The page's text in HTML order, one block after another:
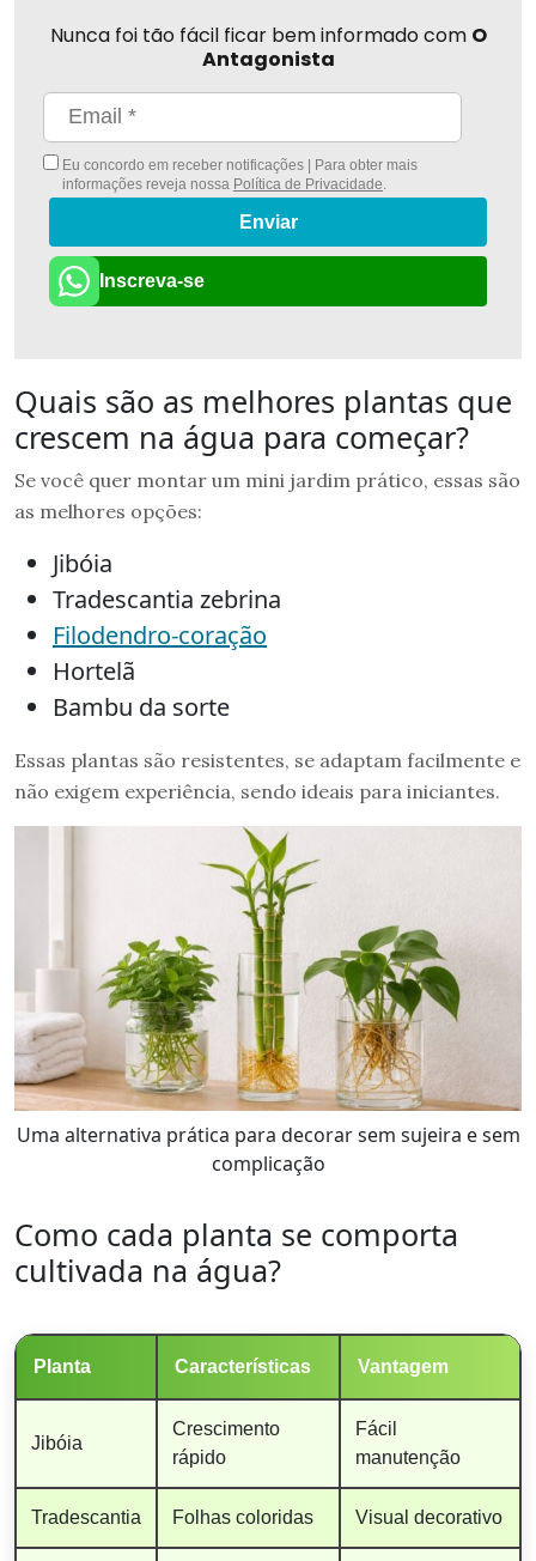
Nunca foi tão fácil ficar bem informado com O
Antagonista
Eu concordo em receber notificações | Para obter mais
informações reveja nossa Política de Privacidade
Enviar
Inscreva-se
Quais são as melhores plantas que
crescem na água para começar?
Se você quer montar um mini jardim prático, essas são
as melhores opções:
Jibóia
Tradescantia zebrina
Filodendro-coração
Hortelã
Bambu da sorte
Essas plantas são resistentes, se adaptam facilmente e
não exigem experiência, sendo ideais para iniciantes.
Uma alternativa prática para decorar sem sujeira e sem
complicação
Como cada planta se comporta
cultivada na água?
Planta Características Vantagem
Jibóia
Crescimento
rápido
Fácil
manutenção
Tradescantia Folhas coloridas Visual decorativo